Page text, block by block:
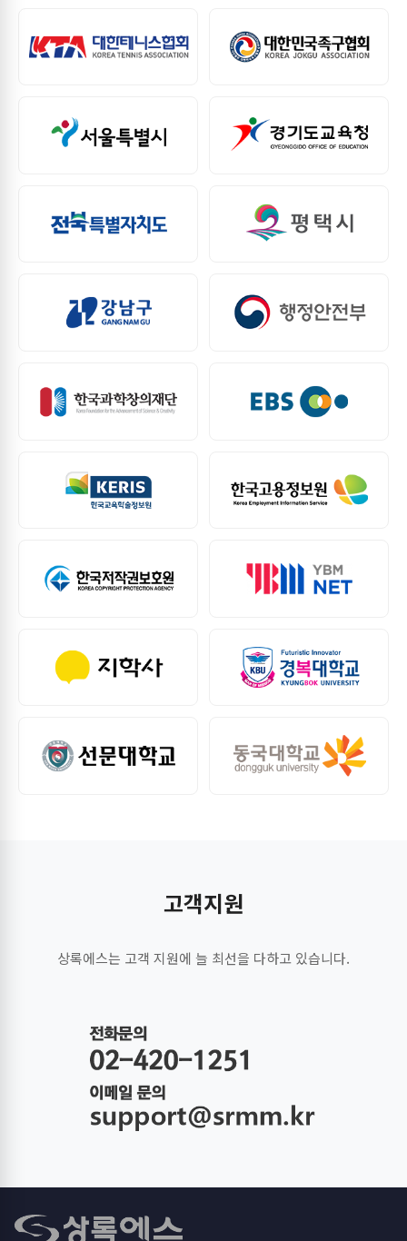
고객지원
상록에스는 고객 지원에 늘 최선을 다하고 있습니다.